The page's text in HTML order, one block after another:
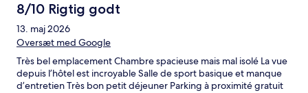
8/10 Rigtig godt
13. maj 2026
Oversæt med Google
Très bel emplacement Chambre spacieuse mais mal isolé La vue
depuis l’hôtel est incroyable Salle de sport basique et manque
d’entretien Très bon petit déjeuner Parking à proximité gratuit